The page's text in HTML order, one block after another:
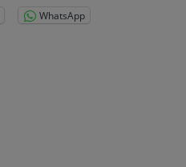
WhatsApp